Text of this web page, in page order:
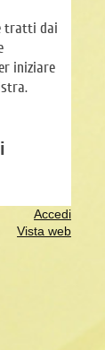
tratti dai
iniziare
Accedi
Vista web